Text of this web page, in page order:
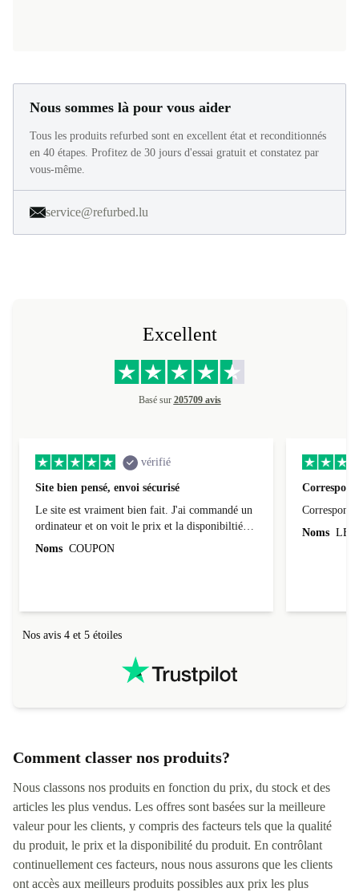
Nous sommes là pour vous aider
Tous les produits refurbed sont en excellent état et reconditionnés
en 40 étapes. Profitez de 30 jours d'essai gratuit et constatez par
vous-même.
service@refurbed.lu
Excellent
Basé sur 205709 avis
vérifié
Site bien pensé, envoi sécurisé
Le site est vraiment bien fait. J'ai commandé un
ordinateur et on voit le prix et la disponibiltié
évoluer au fil des caractéristiques choisies.
Noms COUPON
Correspond
Noms LEO
Nos avis 4 et 5 étoiles
Comment classer nos produits?
Nous classons nos produits en fonction du prix, du stock et des
articles les plus vendus. Les offres sont basées sur la meilleure
valeur pour les clients, y compris des facteurs tels que la qualité
du produit, le prix et la disponibilité du produit. En contrôlant
continuellement ces facteurs, nous nous assurons que les clients
ont accès aux meilleurs produits possibles aux prix les plus